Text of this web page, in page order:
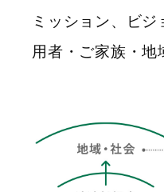
ミッション、ビ
用者・ご家族・